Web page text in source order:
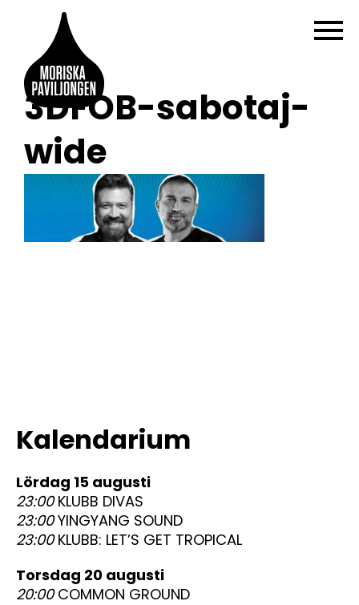
3DFOB-sabotaj-
wide
Kalendarium
lördag 15 augusti
23:00KLUBB DIVAS
23:00YINGYANG SOUND
23:00KLUBB: LET’S GET TROPICAL
torsdag 20 augusti
20:00COMMON GROUND